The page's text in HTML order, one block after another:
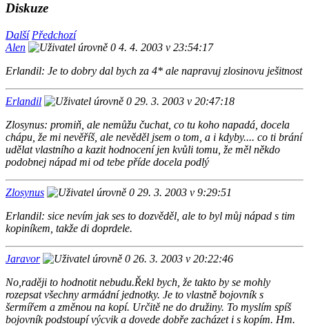
Diskuze
Další Předchozí
Alen
4. 4. 2003 v 23:54:17
Erlandil: Je to dobry dal bych za 4* ale napravuj zlosinovu ješitnost
Erlandil
29. 3. 2003 v 20:47:18
Zlosynus: promiň, ale nemůžu čuchat, co tu koho napadá, docela
chápu, že mi nevěříš, ale nevěděl jsem o tom, a i kdyby.... co ti brání
udělat vlastního a kazit hodnocení jen kvůli tomu, že měl někdo
podobnej nápad mi od tebe příde docela podlý
Zlosynus
29. 3. 2003 v 9:29:51
Erlandil: sice nevím jak ses to dozvěděl, ale to byl můj nápad s tim
kopiníkem, takže di doprdele.
Jaravor
26. 3. 2003 v 20:22:46
No,raději to hodnotit nebudu.Řekl bych, že takto by se mohly
rozepsat všechny armádní jednotky. Je to vlastně bojovník s
šermířem a změnou na kopí. Určitě ne do družiny. To myslím spíš
bojovník podstoupí výcvik a dovede dobře zacházet i s kopím. Hm.